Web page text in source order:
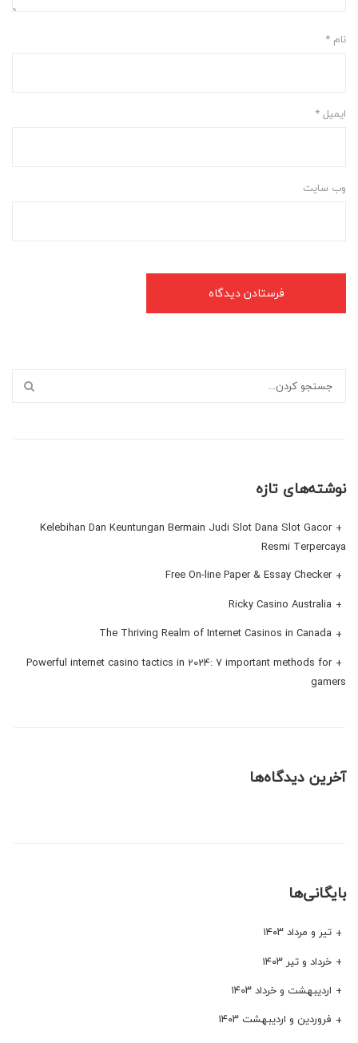
نام *
ایمیل*
وب‌ سایت
نوشته‌های تازه
Kelebihan Dan Keuntungan Bermain Judi Slot Dana Slot Gacor
Resmi Terpercaya
Free On-line Paper & Essay Checker
Ricky Casino Australia
The Thriving Realm of Internet Casinos in Canada
Powerful internet casino tactics in 2024: 7 important methods for
gamers
آخرین دیدگاه‌ها
بایگانی‌ها
تیر و مرداد ۱۴۰۳
خرداد و تیر ۱۴۰۳
اردیبهشت و خرداد ۱۴۰۳
فروردین و اردیبهشت ۱۴۰۳